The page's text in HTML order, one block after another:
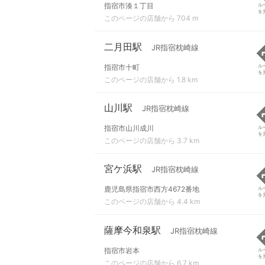
指宿市湊１丁目
このページの店舗から 704 m
ル
を
二月田駅 JR指宿枕崎線
指宿市十町
このページの店舗から 1.8 km
ル
を
山川駅 JR指宿枕崎線
指宿市山川成川
このページの店舗から 3.7 km
ル
を
宮ケ浜駅 JR指宿枕崎線
鹿児島県指宿市西方4672番地
このページの店舗から 4.4 km
ル
を
薩摩今和泉駅 JR指宿枕崎線
指宿市岩本
このページの店舗から 6.7 km
ル
を